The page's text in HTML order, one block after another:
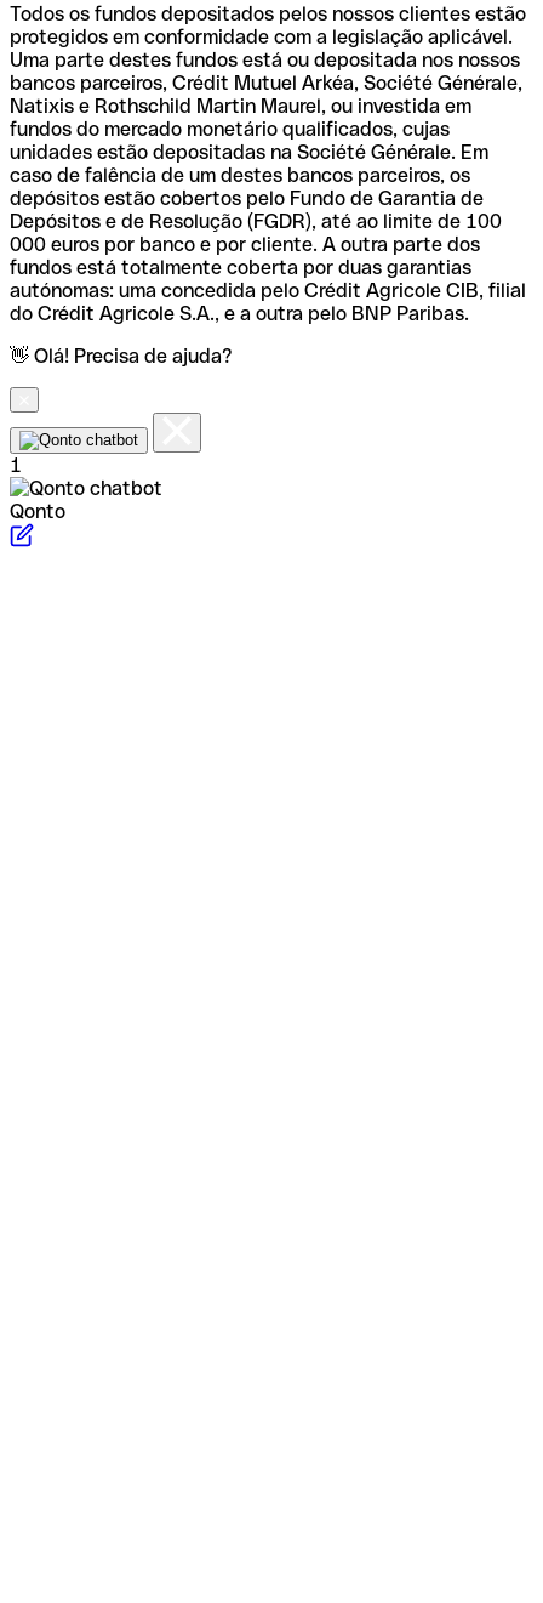
Todos os fundos depositados pelos nossos clientes estão
protegidos em conformidade com a legislação aplicável.
Uma parte destes fundos está ou depositada nos nossos
bancos parceiros, Crédit Mutuel Arkéa, Société Générale,
Natixis e Rothschild Martin Maurel, ou investida em
fundos do mercado monetário qualificados, cujas
unidades estão depositadas na Société Générale. Em
caso de falência de um destes bancos parceiros, os
depósitos estão cobertos pelo Fundo de Garantia de
Depósitos e de Resolução (FGDR), até ao limite de 100
000 euros por banco e por cliente. A outra parte dos
fundos está totalmente coberta por duas garantias
autónomas: uma concedida pelo Crédit Agricole CIB, filial
do Crédit Agricole S.A., e a outra pelo BNP Paribas.
👋 Olá! Precisa de ajuda?
1
Qonto